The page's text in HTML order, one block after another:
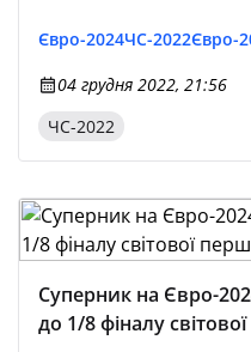
Євро-2024ЧС-2022Євро-
04 грудня 2022, 21:56
ЧС-2022
Суперник на Євро-
до 1/8 фіналу